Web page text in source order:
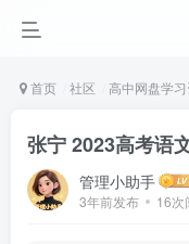
首页 社区 高中网盘学
张宁 2023高考语
管理小助手
3年前发布 16次